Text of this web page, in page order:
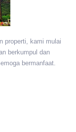
properti, kami mulai
berkumpul dan
bermanfaat.